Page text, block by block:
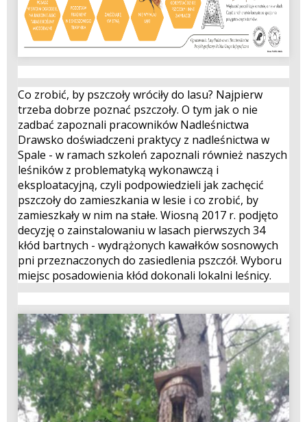
Co zrobić, by pszczoły wróciły do lasu? Najpierw
trzeba dobrze poznać pszczoły. O tym jak o nie
zadbać zapoznali pracowników Nadleśnictwa
Drawsko doświadczeni praktycy z nadleśnictwa w
Spale - w ramach szkoleń zapoznali również naszych
leśników z problematyką wykonawczą i
eksploatacyjną, czyli podpowiedzieli jak zachęcić
pszczoły do zamieszkania w lesie i co zrobić, by
zamieszkały w nim na stałe. Wiosną 2017 r. podjęto
decyzję o zainstalowaniu w lasach pierwszych 34
kłód bartnych - wydrążonych kawałków sosnowych
pni przeznaczonych do zasiedlenia pszczół. Wyboru
miejsc posadowienia kłód dokonali lokalni leśnicy.